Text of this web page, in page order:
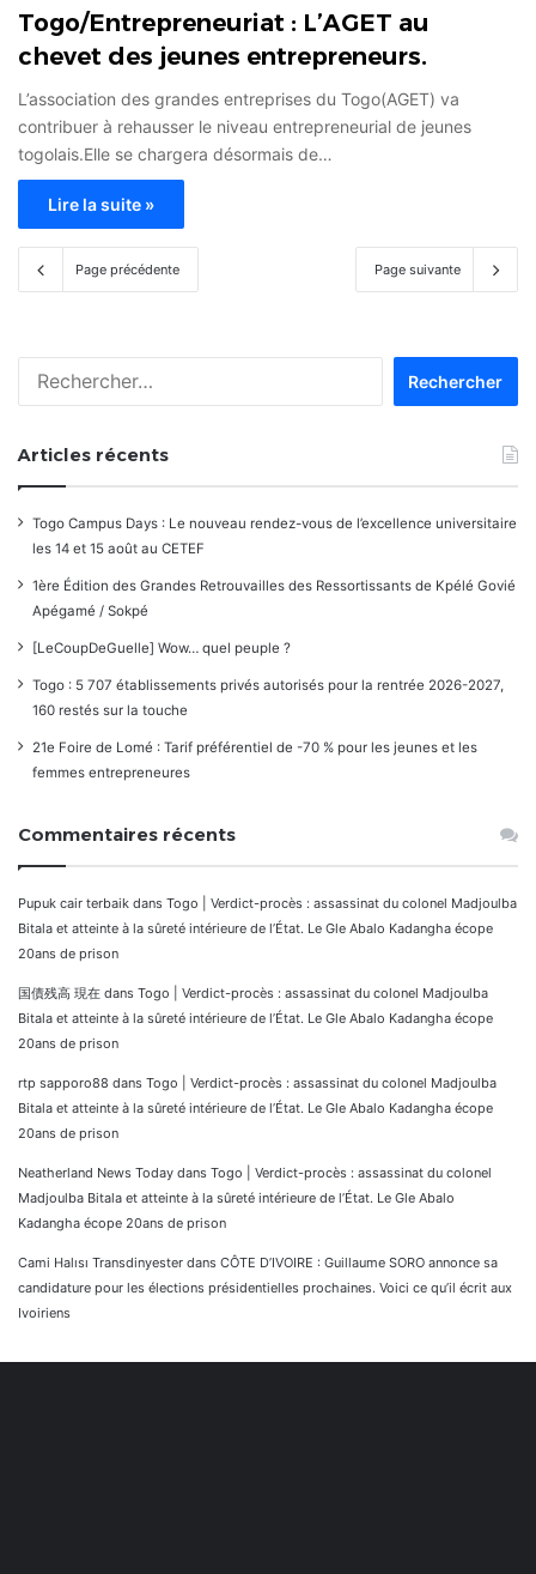
Togo/Entrepreneuriat : L’AGET au
chevet des jeunes entrepreneurs.
L’association des grandes entreprises du Togo(AGET) va
contribuer à rehausser le niveau entrepreneurial de jeunes
togolais.Elle se chargera désormais de…
Lire la suite »
Page précédente Page suivante
Articles récents
Togo Campus Days : Le nouveau rendez-vous de l’excellence universitaire
les 14 et 15 août au CETEF
1ère Édition des Grandes Retrouvailles des Ressortissants de Kpélé Govié
Apégamé / Sokpé
[LeCoupDeGuelle] Wow… quel peuple ?
Togo : 5 707 établissements privés autorisés pour la rentrée 2026-2027,
160 restés sur la touche
21e Foire de Lomé : Tarif préférentiel de -70 % pour les jeunes et les
femmes entrepreneures
Commentaires récents
Pupuk cair terbaik dans Togo | Verdict-procès : assassinat du colonel Madjoulba
Bitala et atteinte à la sûreté intérieure de l’État. Le Gle Abalo Kadangha écope
20ans de prison
国債残高 現在 dans Togo | Verdict-procès : assassinat du colonel Madjoulba
Bitala et atteinte à la sûreté intérieure de l’État. Le Gle Abalo Kadangha écope
20ans de prison
rtp sapporo88 dans Togo | Verdict-procès : assassinat du colonel Madjoulba
Bitala et atteinte à la sûreté intérieure de l’État. Le Gle Abalo Kadangha écope
20ans de prison
Neatherland News Today dans Togo | Verdict-procès : assassinat du colonel
Madjoulba Bitala et atteinte à la sûreté intérieure de l’État. Le Gle Abalo
Kadangha écope 20ans de prison
Cami Halısı Transdinyester dans CÔTE D’IVOIRE : Guillaume SORO annonce sa
candidature pour les élections présidentielles prochaines. Voici ce qu’il écrit aux
Ivoiriens